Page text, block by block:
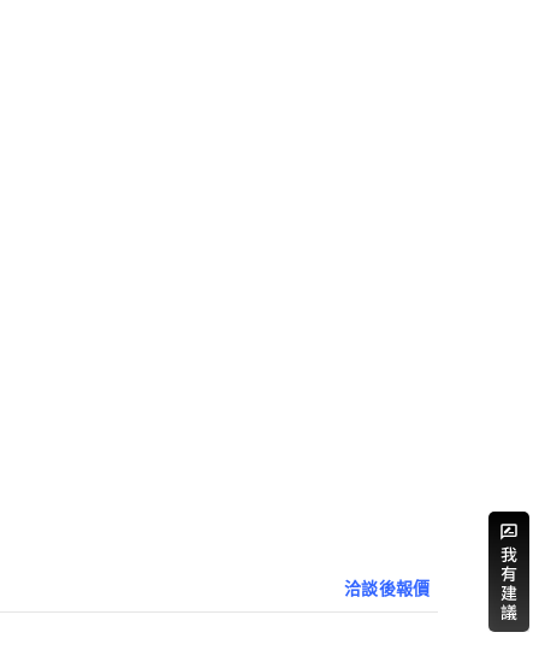
洽談後報價